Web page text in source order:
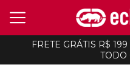
FRETE GRÁTIS R$
TODO